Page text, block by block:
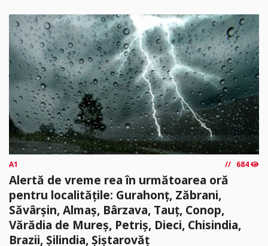
A1 684
Alertă de vreme rea în următoarea oră
pentru localitățile: Gurahonț, Zăbrani,
Săvârșin, Almaș, Bârzava, Tauț, Conop,
Vărădia de Mureș, Petriș, Dieci, Chisindia,
Brazii, Șilindia, Șiștarovăț